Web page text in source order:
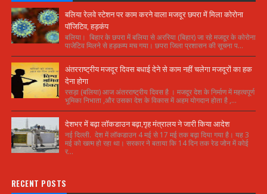
बलिया रेलवे स्टेशन पर काम करने वाला मजदूर छपरा में मिला कोरोना
पॉजिटिव, हड़कंप
बलिया। बिहार के छपरा में बलिया से अररिया (बिहार) जा रहे मजदूर के कोरोना
पाजेटिव मिलने से हड़कम्प मच गया। छपरा जिला प्रशासन की सूचना प...
अंतरराष्ट्रीय मजदूर दिवस बधाई देने से काम नहीं चलेगा मजदूरों का हक
देना होगा
रसड़ा (बलिया) आज अंतरराष्ट्रीय दिवस है । मजदूर देश के निर्माण में महत्वपूर्ण
भूमिका निभाता ,और उसका देश के विकास में अहम योगदान होता है ,...
देशभर में बढ़ा लॉकडाउन बढ़ा,गृह मंत्रालय ने जारी किया आदेश
नई दिल्ली. देश में लॉकडाउन 4 मई से 17 मई तक बढ़ा दिया गया है। यह 3
मई को खत्म हो रहा था। सरकार ने बताया कि 14 दिन तक रेड जोन में कोई
र...
RECENT POSTS